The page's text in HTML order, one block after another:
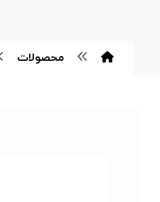
محصولات